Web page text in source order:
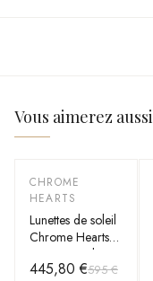
Vous aimerez aussi
-25 %
CHROME
HEARTS
Lunettes de soleil
Chrome Hearts
vintage rondes en
métal
445,80 €595 €